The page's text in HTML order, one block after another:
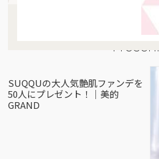
Present
SUQQUの大人気艶肌ファンデを
50人にプレゼント！｜美的
GRAND